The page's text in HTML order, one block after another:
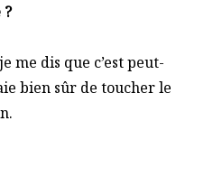
?
me dis que c’est peut-
bien sûr de toucher le